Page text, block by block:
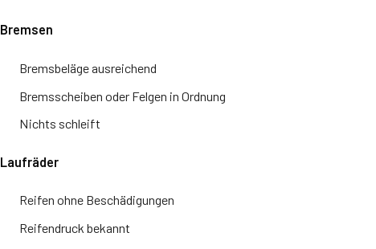
Bremsen
Bremsbeläge ausreichend
Bremsscheiben oder Felgen in Ordnung
Nichts schleift
Laufräder
Reifen ohne Beschädigungen
Reifendruck bekannt